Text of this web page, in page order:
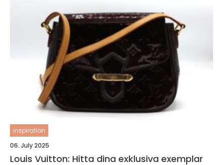
inspiration
06. July 2025
Louis Vuitton: Hitta dina exklusiva exemplar